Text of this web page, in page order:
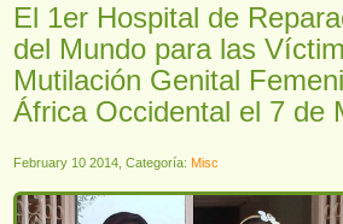
El 1er Hospital de
del Mundo para las
Mutilación Genital
África Occidental el 7 de
February 10 2014, Categoría: Misc